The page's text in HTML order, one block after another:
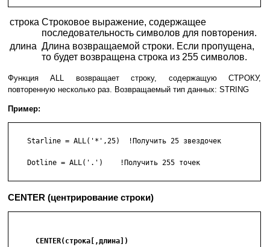
строка Строковое выражение, содержащее
последовательность символов для повторения.
длина Длина возвращаемой строки. Если пропущена,
то будет возвращена строка из 255 символов.
Функция ALL возвращает строку, содержащую СТРОКУ,
повторенную несколько раз. Возвращаемый тип данных: STRING
Пример:
    Starline = ALL('*',25)  !Получить 25 звездочек
    Dotline = ALL('.')    !Получить 255 точек
CENTER (центрирование строки)
      CENTER(строка[,длина])